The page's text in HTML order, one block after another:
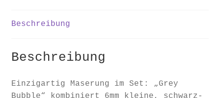
Beschreibung
Beschreibung
Einzigartig Maserung im Set: „Grey
Bubble“ kombiniert 6mm kleine, schwarz-